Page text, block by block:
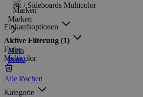
Marken
Mein
konto
/ Sideboards Multicolor
Einkaufsoptionen
Aktive Filterung (1)
Farbe
Multicolor
Alle löschen
Kategorie